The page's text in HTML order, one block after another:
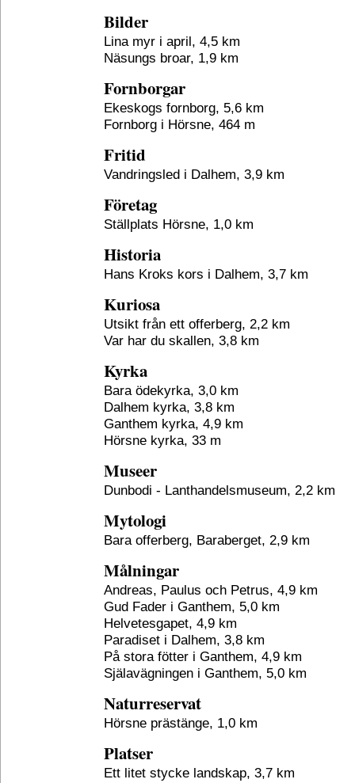
Bilder
Lina myr i april, 4,5 km
Näsungs broar, 1,9 km
Fornborgar
Ekeskogs fornborg, 5,6 km
Fornborg i Hörsne, 464 m
Fritid
Vandringsled i Dalhem, 3,9 km
Företag
Ställplats Hörsne, 1,0 km
Historia
Hans Kroks kors i Dalhem, 3,7 km
Kuriosa
Utsikt från ett offerberg, 2,2 km
Var har du skallen, 3,8 km
Kyrka
Bara ödekyrka, 3,0 km
Dalhem kyrka, 3,8 km
Ganthem kyrka, 4,9 km
Hörsne kyrka, 33 m
Museer
Dunbodi - Lanthandelsmuseum, 2,2 km
Mytologi
Bara offerberg, Baraberget, 2,9 km
Målningar
Andreas, Paulus och Petrus, 4,9 km
Gud Fader i Ganthem, 5,0 km
Helvetesgapet, 4,9 km
Paradiset i Dalhem, 3,8 km
På stora fötter i Ganthem, 4,9 km
Själavägningen i Ganthem, 5,0 km
Naturreservat
Hörsne prästänge, 1,0 km
Platser
Ett litet stycke landskap, 3,7 km